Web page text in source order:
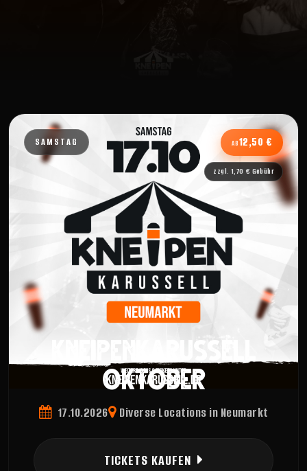
SAMSTAG AB12,50 €
zzgl. 1,70 € Gebühr
KNEIPENKARUSSELL
OKTOBER
17.10.2026 Diverse Locations in Neumarkt
TICKETS KAUFEN